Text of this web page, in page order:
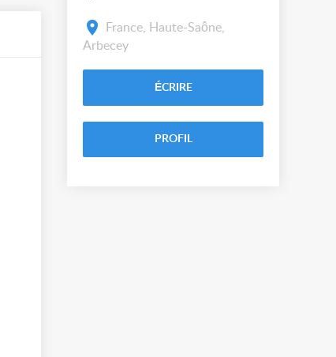
France, Haute-Saône,
Arbecey
ÉCRIRE
PROFIL